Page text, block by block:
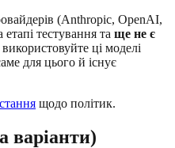
(Anthropic, OpenAI,
тестування та ще не є
ці моделі
для цього й існує
щодо політик.
варіанти)